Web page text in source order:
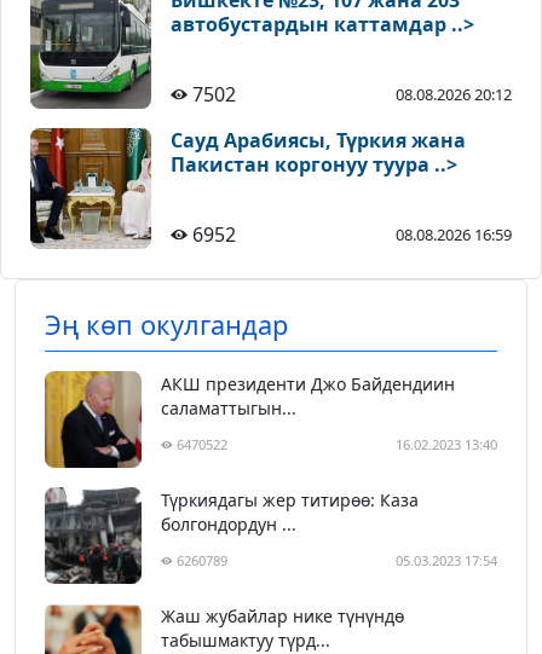
автобустардын каттамдар ..>
7502 08.08.2026 20:12
Сауд Арабиясы, Түркия жана
Пакистан коргонуу туура ..>
6952 08.08.2026 16:59
Эң көп окулгандар
АКШ президенти Джо Байдендиин
саламаттыгын...
6470522 16.02.2023 13:40
Түркиядагы жер титирөө: Каза
болгондордун ...
6260789 05.03.2023 17:54
Жаш жубайлар нике түнүндө
табышмактуу түрд...